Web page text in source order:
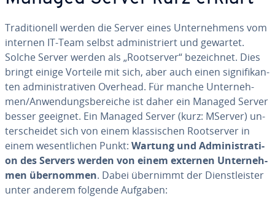
Tra­di­tio­nell werden die Server eines Un­ter­neh­mens vom
internen IT-Team selbst ad­mi­nis­triert und gewartet.
Solche Server werden als „Root­ser­ver“ be­zeich­net. Dies
bringt einige Vorteile mit sich, aber auch einen si­gni­fi­kan­
ten ad­mi­nis­tra­ti­ven Overhead. Für manche Un­ter­neh­
men/An­wen­dungs­be­rei­che ist daher ein Managed Server
besser geeignet. Ein Managed Server (kurz: MServer) un­
ter­schei­det sich von einem klas­si­schen Root­ser­ver in
einem we­sent­li­chen Punkt: Wartung und Ad­mi­nis­tra­ti­
on des Servers werden von einem externen Un­ter­neh­
men über­nom­men. Dabei übernimmt der Dienst­leis­ter
unter anderem folgende Aufgaben: